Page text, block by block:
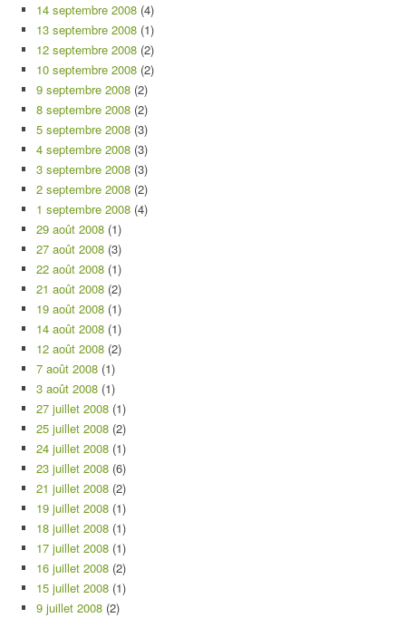
14 septembre 2008 (4)
13 septembre 2008 (1)
12 septembre 2008 (2)
10 septembre 2008 (2)
9 septembre 2008 (2)
8 septembre 2008 (2)
5 septembre 2008 (3)
4 septembre 2008 (3)
3 septembre 2008 (3)
2 septembre 2008 (2)
1 septembre 2008 (4)
29 août 2008 (1)
27 août 2008 (3)
22 août 2008 (1)
21 août 2008 (2)
19 août 2008 (1)
14 août 2008 (1)
12 août 2008 (2)
7 août 2008 (1)
3 août 2008 (1)
27 juillet 2008 (1)
25 juillet 2008 (2)
24 juillet 2008 (1)
23 juillet 2008 (6)
21 juillet 2008 (2)
19 juillet 2008 (1)
18 juillet 2008 (1)
17 juillet 2008 (1)
16 juillet 2008 (2)
15 juillet 2008 (1)
9 juillet 2008 (2)